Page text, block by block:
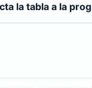
la tabla a la